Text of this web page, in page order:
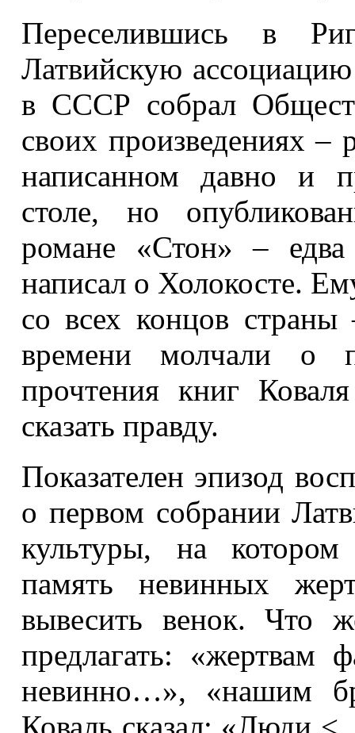
Переселившись в
Латвийскую
в СССР собрал
своих произведениях
написанном давно и
столе, но
романе «Стон» –
написал о Холокосте.
со всех концов
времени молчали о
прочтения книг
сказать правду.
Показателен эпизод
о первом собрании
культуры, на
память невинных
вывесить венок. Что
предлагать: «жертвам
невинно…», «нашим
Коваль сказал: «Люди